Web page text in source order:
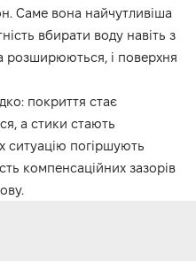
Саме вона найчутливіша
вбирати воду навіть з
розширюються, і поверхня
покриття стає
а стики стають
ситуацію погіршують
компенсаційних зазорів